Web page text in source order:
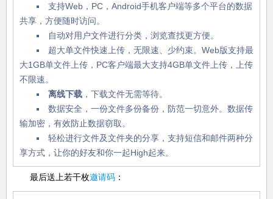
支持Web，PC，Android手机客户端等多个平台的数据
共享，方便随时访问。
自动对用户文件进行分类，浏览查找更方便。
超大单文件快速上传，无限速、少约束。Web版支持最
大1GB单文件上传，PC客户端最大支持4GB单文件上传，上传
不限速。
离线下载 ，下载文件无需等待。
数据安全，一份文件多份备份，防范一切意外。数据传
输加密，有效防止数据窃取。
轻松进行文件及文件夹的分享，支持短信和邮件两种分
享方式，让你的好友和你一起High起来。
最后送上若干枚邀请码 ：